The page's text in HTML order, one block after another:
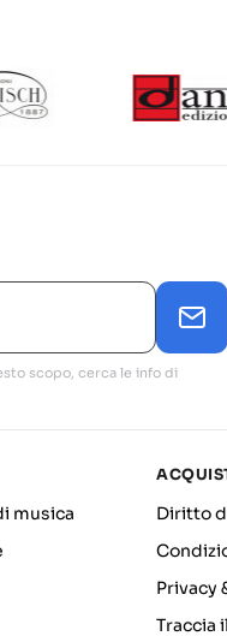
scopo, cerca le info di
musica
Diritto
Privacy
Traccia